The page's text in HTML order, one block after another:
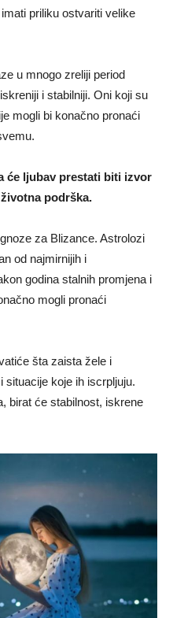
priliku ostvariti velike
u mnogo zreliji period
i stabilniji. Oni koji su
mogli bi konačno pronaći
će ljubav prestati biti izvor
podrška.
za Blizance. Astrolozi
od najmirnijih i
godina stalnih promjena i
mogli pronaći
šta zaista žele i
situacije koje ih iscrpljuju.
birat će stabilnost, iskrene